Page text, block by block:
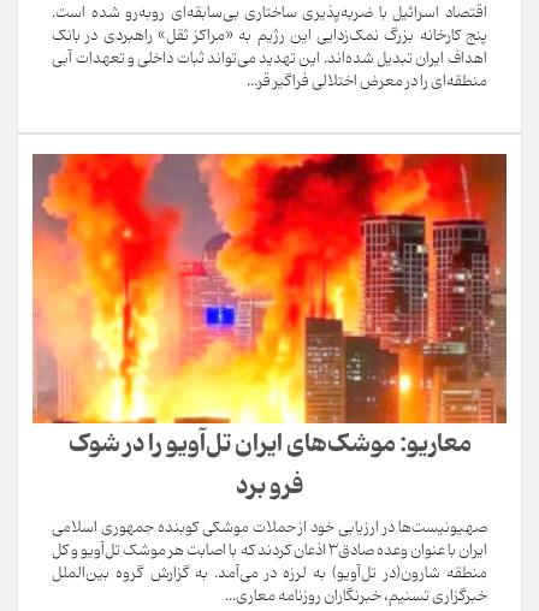
اقتصاد اسرائیل با ضربه‌پذیری ساختاری بی‌سابقه‌ای روبه‌رو شده است.
پنج کارخانه بزرگ نمک‌زدایی این رژیم به «مراکز ثقل» راهبردی در بانک
اهداف ایران تبدیل شده‌اند. این تهدید می‌تواند ثبات داخلی و تعهدات آبی
منطقه‌ای را در معرض اختلالی فراگیر قر...
معاریو: موشک‌های ایران تل‌آویو را در شوک
فرو برد
صهیونیست‌ها در ارزیابی خود از حملات موشکی کوبنده جمهوری اسلامی
ایران با عنوان وعده صادق۳ اذعان کردند که با اصابت هر موشک تل‌آویو و کل
منطقه شارون(در تل‌آویو) به لرزه در می‌آمد. به گزارش گروه بین‌الملل
خبرگزاری تسنیم، خبرنگاران روزنامه معاری...